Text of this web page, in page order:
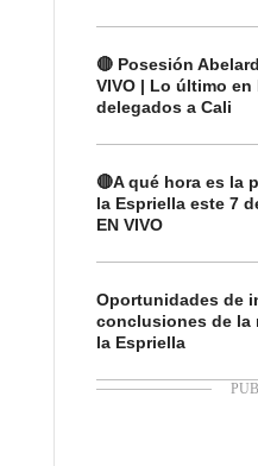
🔴 Posesión
VIVO | Lo último en
delegados a Cali
🔴A qué hora es la
la Espriella este 7
EN VIVO
Oportunidades de
conclusiones de la
la Espriella